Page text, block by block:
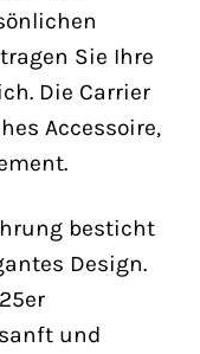
Sie Ihre
Die Carrier
Accessoire,
besticht
Design.
und